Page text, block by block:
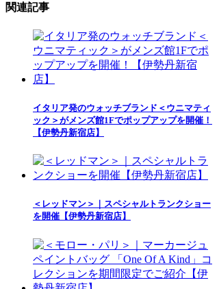
関連記事
イタリア発のウォッチブランド＜ウニマティ
ック＞がメンズ館1Fでポップアップを開催！
【伊勢丹新宿店】
＜レッドマン＞｜スペシャルトランクショー
を開催【伊勢丹新宿店】